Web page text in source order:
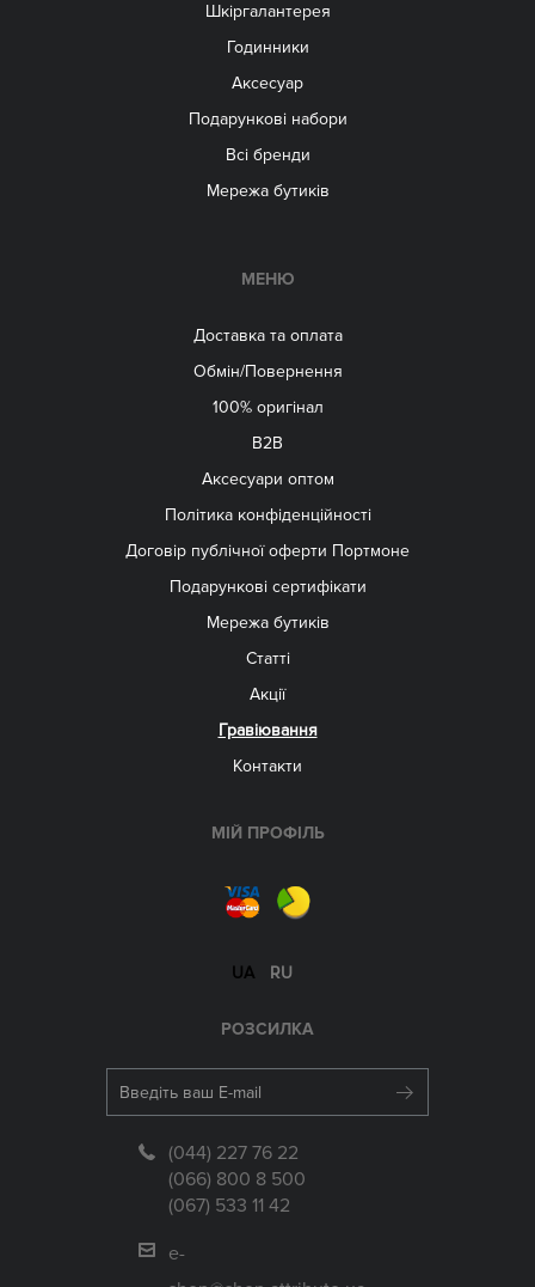
Шкіргалантерея
Годинники
Аксесуар
Подарункові набори
Всі бренди
Мережа бутиків
МЕНЮ
Доставка та оплата
Обмін/Повернення
100% оригінал
B2B
Aксесуари оптом
Політика конфіденційності
Договір публічної оферти Портмоне
Подарункові сертифікати
Мережа бутиків
Статті
Акції
Гравіювання
Контакти
МІЙ ПРОФІЛЬ
UA RU
РОЗСИЛКА
(044) 227 76 22
(066) 800 8 500
(067) 533 11 42
e-